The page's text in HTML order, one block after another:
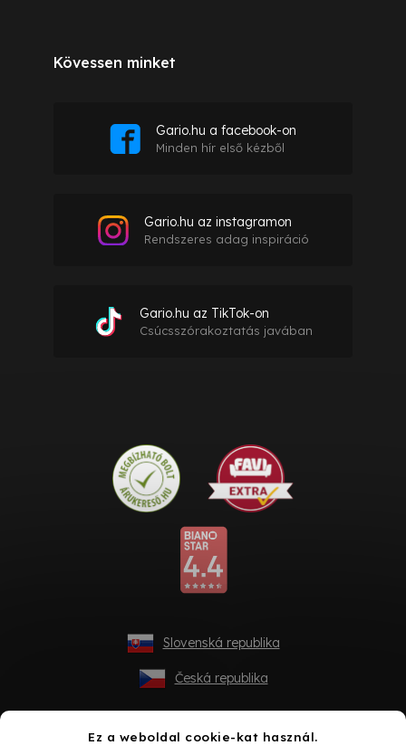
Ez a weboldal cookie-kat használ.
Kövessen minket
Gario.hu a facebook-on
Minden hír első kézből
Gario.hu az instagramon
Rendszeres adag inspiráció
Gario.hu az TikTok-on
Csúcsszórakoztatás javában
Slovenská republika
Česká republika